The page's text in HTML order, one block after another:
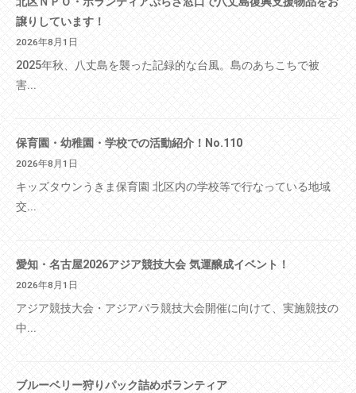
譲りしています！
2026年8月1日
2025年秋、八丈島を襲った記録的な台風。島のあちこちで被
害...
保育園・幼稚園・学校での活動紹介！No.110
2026年8月1日
キッズタウンうきま保育園 北区内の学校等で行なっている地域
交...
愛知・名古屋2026アジア競技大会 気運醸成イベント！
2026年8月1日
アジア競技大会・アジアパラ競技大会開催に向けて、実施競技の
中...
ブルーベリー狩りパック詰めボランティア